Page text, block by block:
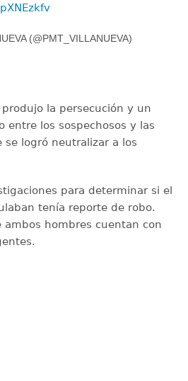
(@PMT_VILLANUEVA)
la persecución y un
entre los sospechosos y las
logró neutralizar a los
para determinar si el
tenía reporte de robo.
hombres cuentan con